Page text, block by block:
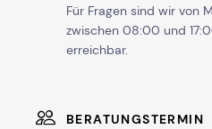
Für Fragen sind wir von
zwischen 08:00 und
erreichbar.
BERATUNGSTERMIN